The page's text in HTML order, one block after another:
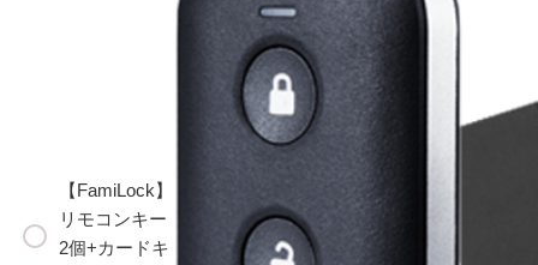
【FamiLock】
リモコンキー
2個+カードキ